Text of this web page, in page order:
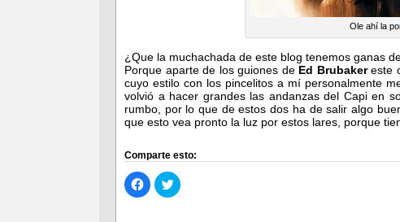
Ole ahí la
¿Que la muchachada de este blog tenemos ganas
Porque aparte de los guiones de Ed Brubakereste
cuyo estilo con los pincelitos a mí personalmente
volvió a hacer grandes las andanzas del Capi en
rumbo, por lo que de estos dos ha de salir algo
que esto vea pronto la luz por estos lares, porque
Comparte esto:
Haz
clic
para
Haz
clic